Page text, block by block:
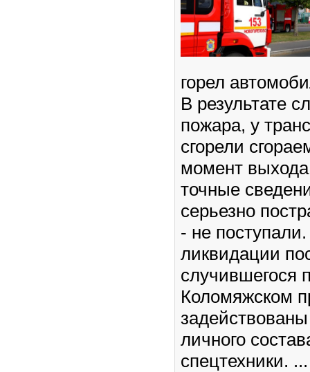
горел
В результате
пожара, у
сгорели
момент
точные
серьезно
- не
ликвидации
случившегося
Коломяжском
личного
спецтехники.